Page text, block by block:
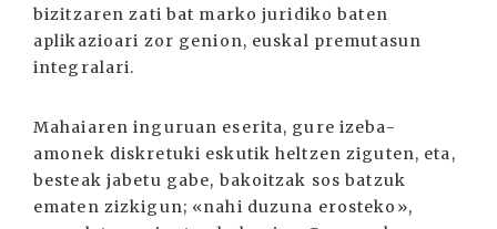
bizitzaren zati bat marko juridiko baten
aplikazioari zor genion, euskal premutasun
integralari.
Mahaiaren inguruan eserita, gure izeba-
amonek diskretuki eskutik heltzen ziguten, eta,
besteak jabetu gabe, bakoitzak sos batzuk
ematen zizkigun; «nahi duzuna erosteko»,